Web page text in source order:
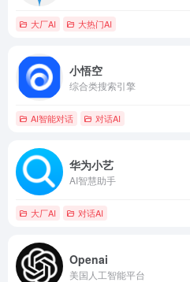
大厂AI 大热门AI
小悟空
综合类搜索引擎
AI智能对话 对话AI
华为小艺
AI智慧助手
大厂AI 对话AI
Openai
美国人工智能平台